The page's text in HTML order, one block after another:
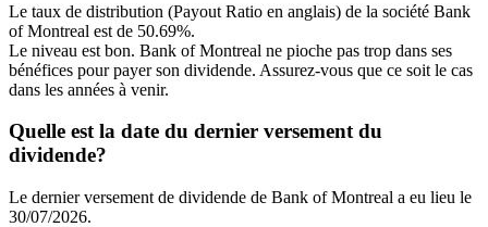
Le taux de distribution (Payout Ratio en anglais) de la société Bank
of Montreal est de 50.69%.
Le niveau est bon. Bank of Montreal ne pioche pas trop dans ses
bénéfices pour payer son dividende. Assurez-vous que ce soit le cas
dans les années à venir.
Quelle est la date du dernier versement du
dividende?
Le dernier versement de dividende de Bank of Montreal a eu lieu le
30/07/2026.